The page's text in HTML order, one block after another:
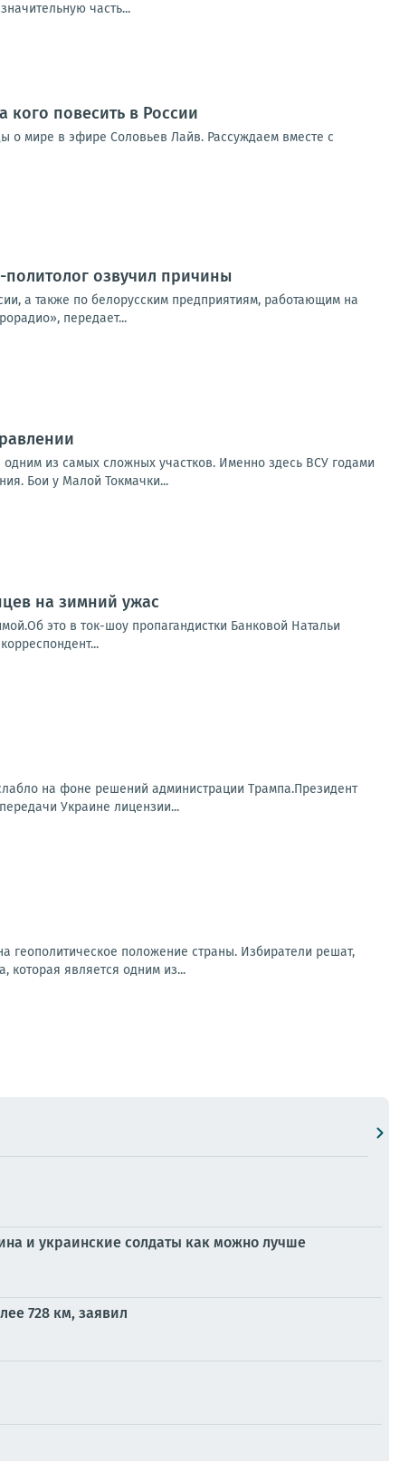
часть...
повесить в России
о мире в эфире Соловьев Лайв. Рассуждаем вместе с
озвучил причины
а также по белорусским предприятиям, работающим на
передает...
из самых сложных участков. Именно здесь ВСУ годами
Бои у Малой Токмачки...
на зимний ужас
это в ток-шоу пропагандистки Банковой Натальи
на фоне решений администрации Трампа.Президент
Украине лицензии...
геополитическое положение страны. Избиратели решат,
которая является одним из...
и украинские солдаты как можно лучше
728 км, заявил